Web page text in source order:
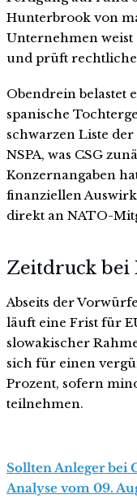
Hunterbrook von
Unternehmen
und prüft
Obendrein belastet
spanische
schwarzen Liste
NSPA, was CSG
Konzernangaben
finanziellen
direkt an NATO-
Zeitdruck
Abseits der
läuft eine Frist für
slowakischer
sich für einen
Prozent, sofern
teilnehmen.
Sollten Anleger bei
Analyse vom 09.